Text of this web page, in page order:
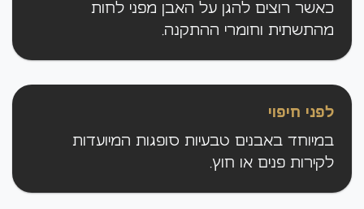
כאשר רוצים להגן על האבן מפני לחות
מהתשתית וחומרי ההתקנה.
לפני חיפוי
במיוחד באבנים טבעיות סופגות המיועדות
לקירות פנים או חוץ.